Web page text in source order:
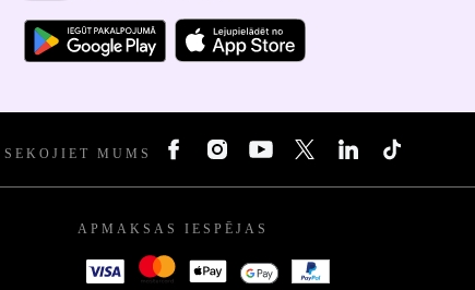
SEKOJIET MUMS
APMAKSAS IESPĒJAS